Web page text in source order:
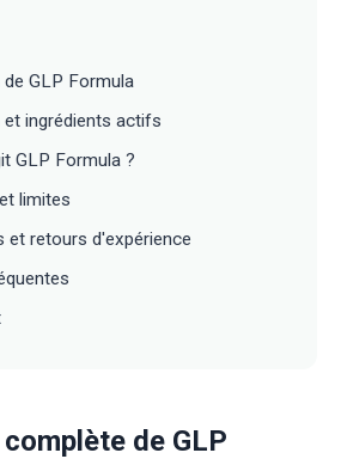
GLP Formula
ingrédients actifs
GLP Formula ?
limites
et retours d'expérience
de GLP